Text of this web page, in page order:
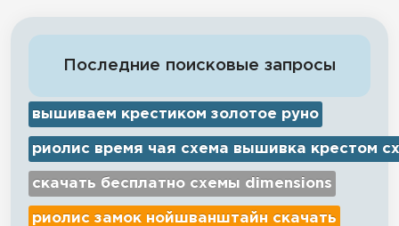
Последние поисковые запросы
вышиваем крестиком золотое руно
риолис время чая схема вышивка крестом
скачать бесплатно схемы dimensions
риолис замок нойшванштайн скачать